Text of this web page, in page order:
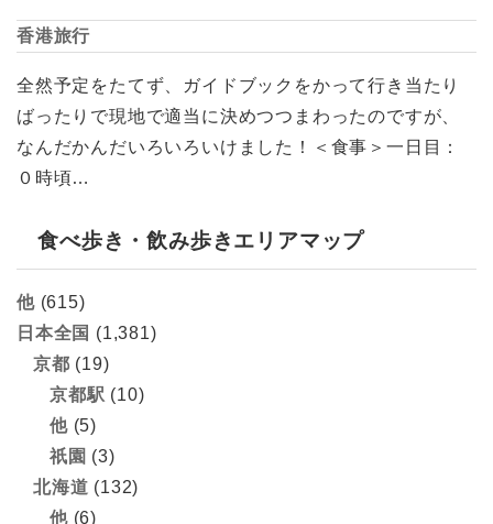
香港旅行
全然予定をたてず、ガイドブックをかって行き当たり
ばったりで現地で適当に決めつつまわったのですが、
なんだかんだいろいろいけました！＜食事＞一日目：
０時頃…
食べ歩き・飲み歩きエリアマップ
他(615)
日本全国 (1,381)
京都 (19)
京都駅 (10)
他(5)
祇園 (3)
北海道 (132)
他(6)